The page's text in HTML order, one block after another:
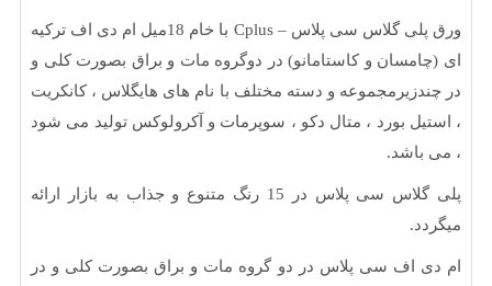
ورق پلی گلاس سی پلاس – Cplus با خام 18میل ام دی اف ترکیه
و کاستامانو) در دوگروه مات و براق بصورت کلی و
و دسته مختلف با نام های هایگلاس ، کانکریت
بورد ، متال دکو ، سوپرمات و آکرولوکس تولید می شود
پلی گلاس سی پلاس در 15 رنگ متنوع و جذاب به بازار ارائه
اف سی پلاس در دو گروه مات و براق بصورت کلی و در